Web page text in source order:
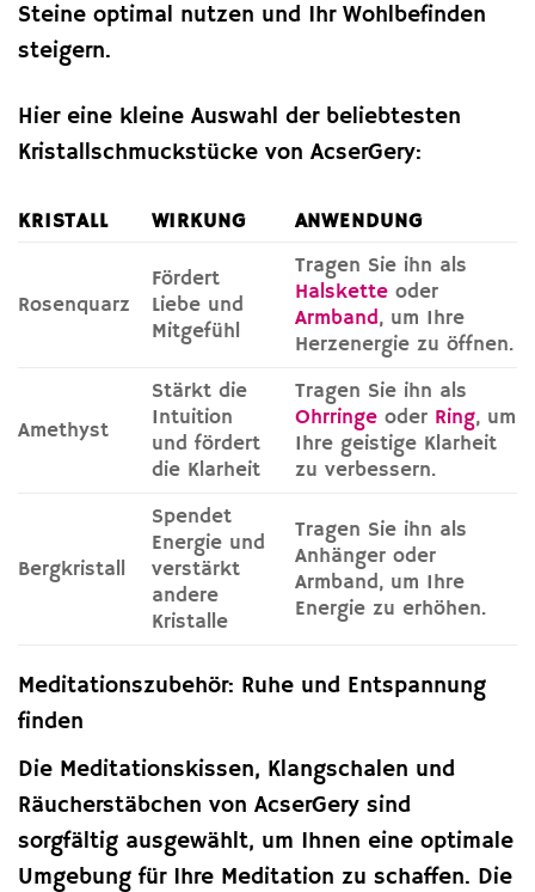
Steine optimal nutzen und Ihr Wohlbefinden
steigern.
Hier eine kleine Auswahl der beliebtesten
Kristallschmuckstücke von AcserGery:
KRISTALL WIRKUNG ANWENDUNG
Rosenquarz
Fördert
Liebe und
Mitgefühl
Tragen Sie ihn als
Halsketteoder
Armband, um Ihre
Herzenergie zu öffnen.
Amethyst
Stärkt die
Intuition
und fördert
die Klarheit
Tragen Sie ihn als
Ohrringeoder Ring, um
Ihre geistige Klarheit
zu verbessern.
Bergkristall
Spendet
Energie und
verstärkt
andere
Kristalle
Tragen Sie ihn als
Anhänger oder
Armband, um Ihre
Energie zu erhöhen.
Meditationszubehör: Ruhe und Entspannung
finden
Die Meditationskissen, Klangschalen und
Räucherstäbchen von AcserGery sind
sorgfältig ausgewählt, um Ihnen eine optimale
Umgebung für Ihre Meditation zu schaffen. Die